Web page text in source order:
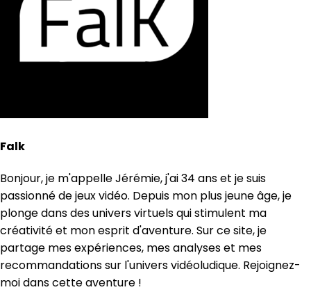
Falk
Bonjour, je m'appelle Jérémie, j'ai 34 ans et je suis
passionné de jeux vidéo. Depuis mon plus jeune âge, je
plonge dans des univers virtuels qui stimulent ma
créativité et mon esprit d'aventure. Sur ce site, je
partage mes expériences, mes analyses et mes
recommandations sur l'univers vidéoludique. Rejoignez-
moi dans cette aventure !